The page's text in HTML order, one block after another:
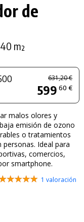
de
m²
631,20 €
599 60 €
malos olores y
emisión de ozono
o tratamientos
Ideal para
comercios,
smartphone.
1 valoración